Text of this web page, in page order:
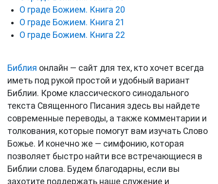
О граде Божием. Книга 20
О граде Божием. Книга 21
О граде Божием. Книга 22
Библия онлайн — сайт для тех, кто хочет всегда
иметь под рукой простой и удобный вариант
Библии. Кроме классического синодального
текста Священного Писания здесь вы найдете
современные переводы, а также комментарии и
толкования, которые помогут вам изучать Слово
Божье. И конечно же — симфонию, которая
позволяет быстро найти все встречающиеся в
Библии слова. Будем благодарны, если вы
захотите поддержать наше служение и